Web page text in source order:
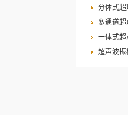
分体式超
多通道
一体式超
超声波振